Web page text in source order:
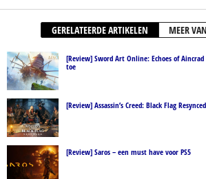
GERELATEERDE ARTIKELEN MEER
[Review] Sword Art Online: Echoes of
toe
[Review] Assassin’s Creed: Black Flag
[Review] Saros – een must have voor PS5